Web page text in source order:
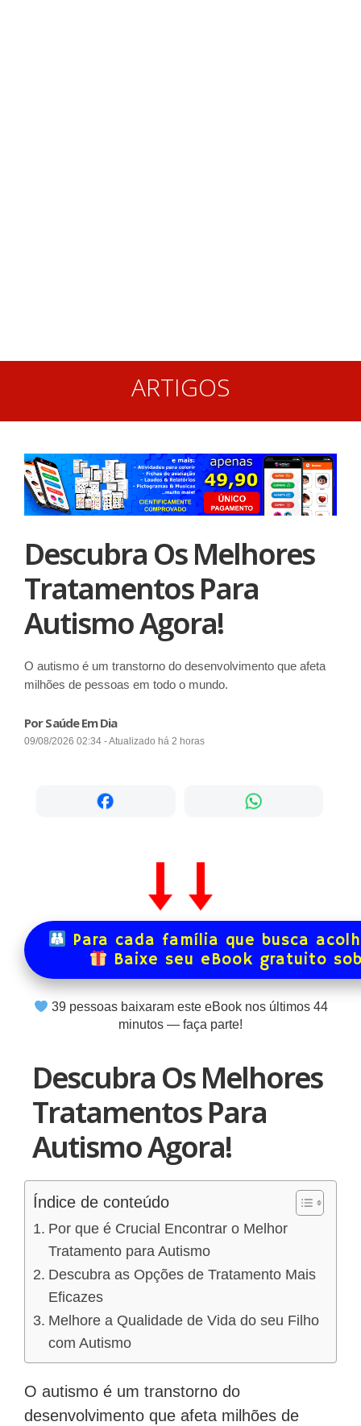
ARTIGOS
Descubra Os Melhores
Tratamentos Para
Autismo Agora!
O autismo é um transtorno do desenvolvimento que afeta
milhões de pessoas em todo o mundo.
Por Saúde Em Dia
09/08/2026 02:34 - Atualizado há 2 horas
Para cada família que busca
Baixe seu eBook gratuito
39pessoas baixaram este eBook nos últimos 44
minutos — faça parte!
Descubra Os Melhores
Tratamentos Para
Autismo Agora!
Índice de conteúdo
Por que é Crucial Encontrar o Melhor
Tratamento para Autismo
Descubra as Opções de Tratamento Mais
Eficazes
Melhore a Qualidade de Vida do seu Filho
com Autismo
O autismo é um transtorno do
desenvolvimento que afeta milhões de